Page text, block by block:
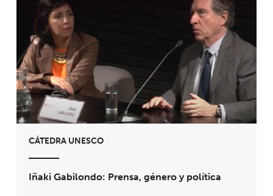
CÁTEDRA UNESCO
Iñaki Gabilondo: Prensa, género y política